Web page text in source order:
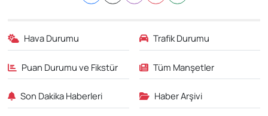
Hava Durumu Trafik Durumu
Puan Durumu ve Fikstür Tüm Manşetler
Son Dakika Haberleri Haber Arşivi